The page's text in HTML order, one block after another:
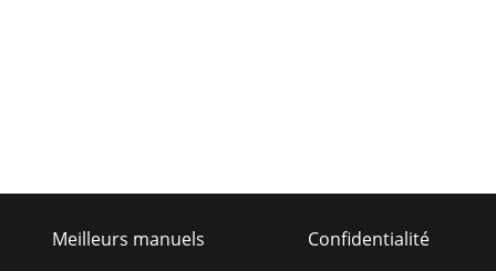
Meilleurs manuels
Confidentialité